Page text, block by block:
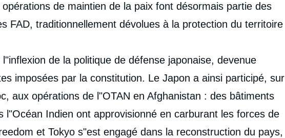
de maintien de la paix font désormais partie des
FAD, traditionnellement dévolues à la protection du territoire
de la politique de défense japonaise, devenue
imposées par la constitution. Le Japon a ainsi participé, sur
aux opérations de l"OTAN en Afghanistan : des bâtiments
l"Océan Indien ont approvisionné en carburant les forces de
et Tokyo s"est engagé dans la reconstruction du pays,